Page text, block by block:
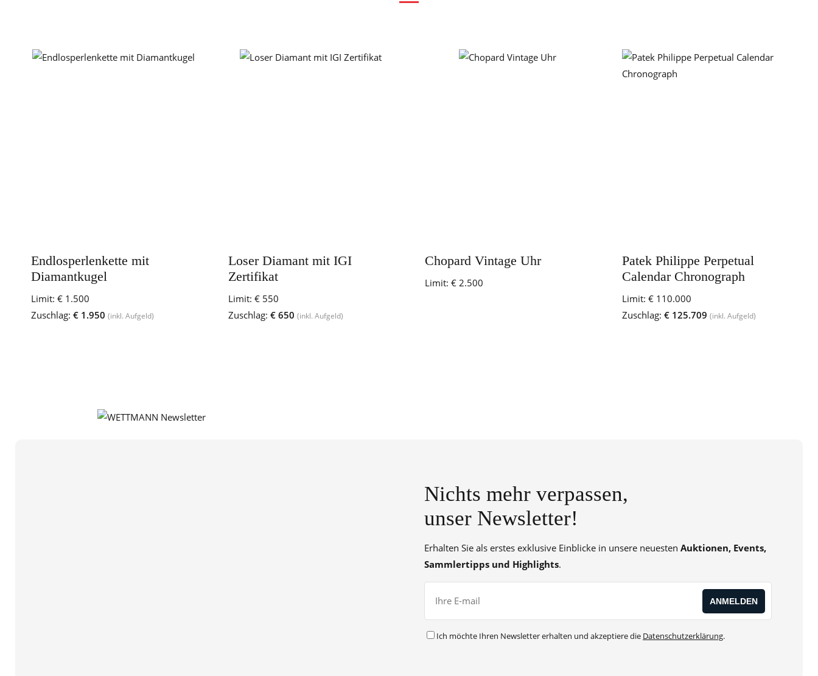
Endlosperlenkette mit
Diamantkugel
Limit: € 1.500
Zuschlag: € 1.950 (inkl. Aufgeld)
Loser Diamant mit IGI
Zertifikat
Limit: € 550
Zuschlag: € 650 (inkl. Aufgeld)
Chopard Vintage Uhr
Limit: € 2.500
Patek Philippe Perpetual
Calendar Chronograph
Limit: € 110.000
Zuschlag: € 125.709 (inkl. Aufgeld)
Nichts mehr verpassen,
unser Newsletter!
Erhalten Sie als erstes exklusive Einblicke in unsere neuesten Auktionen, Events,
Sammlertipps und Highlights.
Ich möchte Ihren Newsletter erhalten und akzeptiere die Datenschutzerklärung.